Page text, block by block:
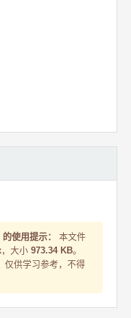
使用提示：
本文件
，大小 973.34 KB。
仅供学习参考，不得